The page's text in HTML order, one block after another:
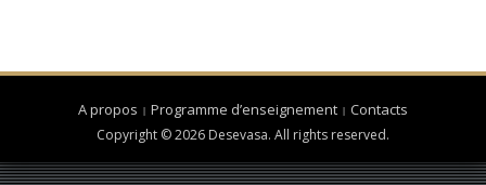
A propos Programme d’enseignement Contacts
Copyright © 2026 Desevasa. All rights reserved.